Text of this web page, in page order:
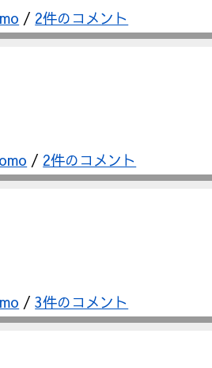
/ 2件のコメント
/ 2件のコメント
/3件のコメント